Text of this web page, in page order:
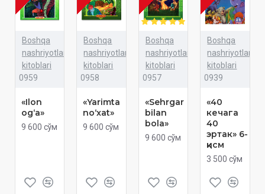
Boshqa
nashriyotlar
kitoblari
0959
«Ilon
og‘a»
9 600 сўм
Boshqa
nashriyotlar
kitoblari
0958
«Yarimta
no‘xat»
9 600 сўм
Boshqa
nashriyotlar
kitoblari
0957
«Sehrgar
bilan
bola»
9 600 сўм
Boshqa
nashriyotlar
kitoblari
0939
«40
кечага
40
эртак» 6-
қисм
3 500 сўм